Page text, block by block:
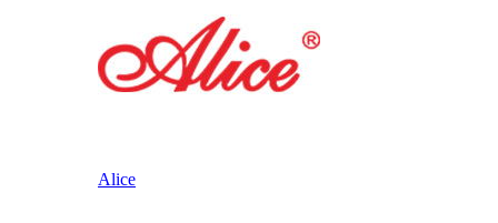
Alice